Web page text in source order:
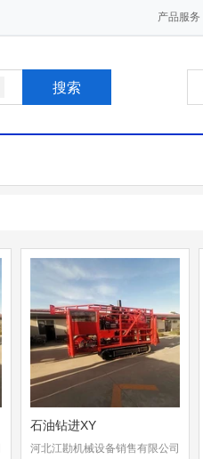
产品服务
石油钻进XY
河北江勘机械设备销售有限公司